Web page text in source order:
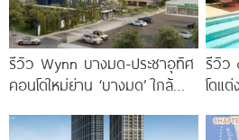
รีวิว Wynn บางมด-ประชาอุทิศ
คอนโดใหม่ย่าน ‘บางมด’ ใกล้
สายสีม่วง
รีวิว
โดแ
พร้